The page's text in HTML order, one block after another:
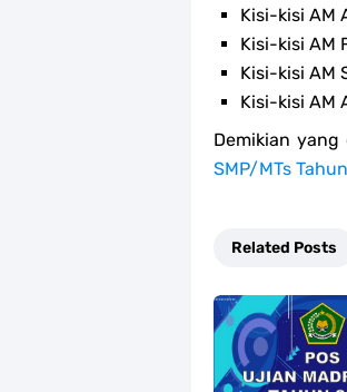
Kisi-kisi AM
Kisi-kisi AM
Kisi-kisi AM
Kisi-kisi AM
Demikian
SMP/MTs
Related Posts